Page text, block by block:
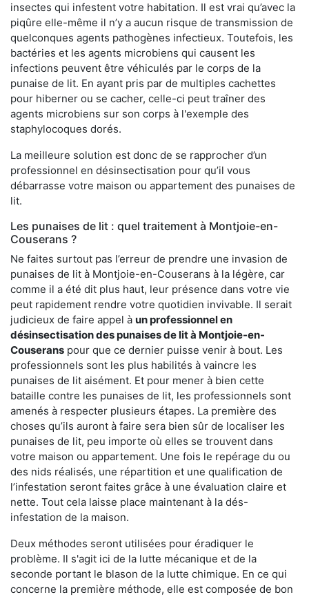
insectes qui infestent votre habitation. Il est vrai qu’avec la
piqûre elle-même il n’y a aucun risque de transmission de
quelconques agents pathogènes infectieux. Toutefois, les
bactéries et les agents microbiens qui causent les
infections peuvent être véhiculés par le corps de la
punaise de lit. En ayant pris par de multiples cachettes
pour hiberner ou se cacher, celle-ci peut traîner des
agents microbiens sur son corps à l'exemple des
staphylocoques dorés.
La meilleure solution est donc de se rapprocher d’un
professionnel en désinsectisation pour qu’il vous
débarrasse votre maison ou appartement des punaises de
lit.
Les punaises de lit : quel traitement à Montjoie-en-
Couserans ?
Ne faites surtout pas l’erreur de prendre une invasion de
punaises de lit à Montjoie-en-Couserans à la légère, car
comme il a été dit plus haut, leur présence dans votre vie
peut rapidement rendre votre quotidien invivable. Il serait
judicieux de faire appel à un professionnel en
désinsectisation des punaises de lit à Montjoie-en-
Couserans pour que ce dernier puisse venir à bout. Les
professionnels sont les plus habilités à vaincre les
punaises de lit aisément. Et pour mener à bien cette
bataille contre les punaises de lit, les professionnels sont
amenés à respecter plusieurs étapes. La première des
choses qu’ils auront à faire sera bien sûr de localiser les
punaises de lit, peu importe où elles se trouvent dans
votre maison ou appartement. Une fois le repérage du ou
des nids réalisés, une répartition et une qualification de
l’infestation seront faites grâce à une évaluation claire et
nette. Tout cela laisse place maintenant à la dés-
infestation de la maison.
Deux méthodes seront utilisées pour éradiquer le
problème. Il s'agit ici de la lutte mécanique et de la
seconde portant le blason de la lutte chimique. En ce qui
concerne la première méthode, elle est composée de bon